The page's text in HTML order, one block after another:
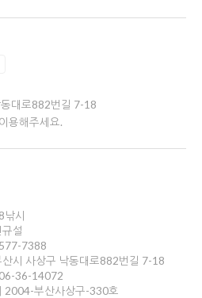
대로882번길 7-18
용해주세요.
낚시
규설
7388
산시 사상구 낙동대로882번길 7-18
36-14072
2004-부산사상구-330호